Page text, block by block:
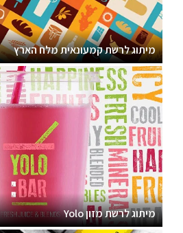
מיתוג לרשת קמעונאית מלח הארץ
מיתוג לרשת מזון Yolo